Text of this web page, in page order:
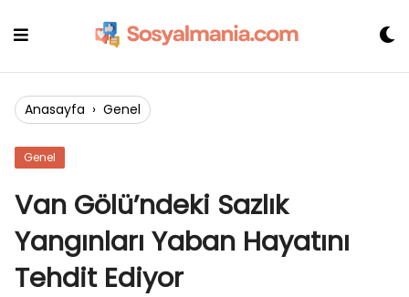
Anasayfa › Genel
Genel
Van Gölü’ndeki Sazlık
Yangınları Yaban Hayatını
Tehdit Ediyor